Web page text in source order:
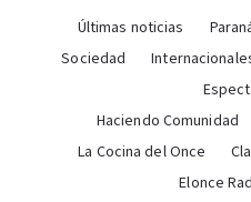
Últimas noticias
Sociedad
Haciendo Comunidad
La Cocina del Once
Elonce